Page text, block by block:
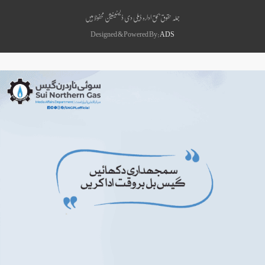
جملہ حقوق بحق ادارہ ڈیلی دی ڈیسٹینیشن محفوظ ہیں
Designed & Powered By: ADS